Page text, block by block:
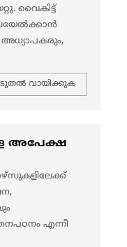
വൈകിട്ട്
അധ്യാപകരും,
വായിക്കുക
അപേക്ഷ
എന്നീ